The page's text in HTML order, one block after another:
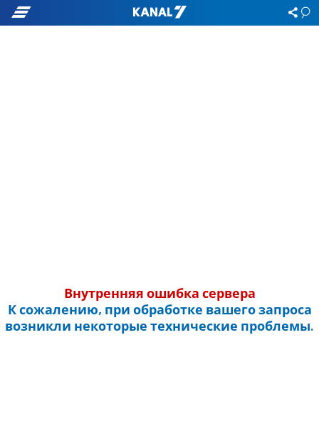
Внутренняя ошибка сервера
К сожалению, при обработке вашего запроса
возникли некоторые технические проблемы.